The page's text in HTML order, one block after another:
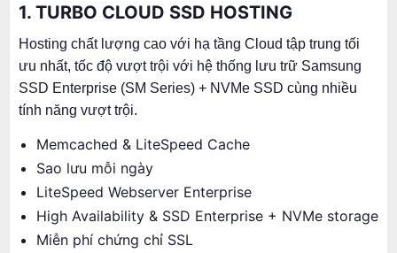
1. TURBO CLOUD SSD HOSTING
Hosting chất lượng cao với hạ tầng Cloud tập trung tối
ưu nhất, tốc độ vượt trội với hệ thống lưu trữ Samsung
SSD Enterprise (SM Series) + NVMe SSD cùng nhiều
tính năng vượt trội.
Memcached & LiteSpeed Cache
Sao lưu mỗi ngày
LiteSpeed Webserver Enterprise
High Availability & SSD Enterprise + NVMe storage
Miễn phí chứng chỉ SSL